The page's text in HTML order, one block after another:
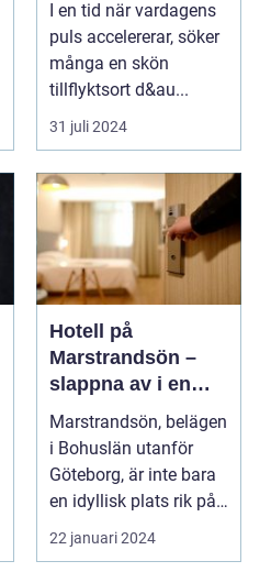
I en tid när vardagens
puls accelererar, söker
många en skön
tillflyktsort d&au...
31 juli 2024
Hotell på
Marstrandsön –
slappna av i en
oas vid havet
Marstrandsön, belägen
i Bohuslän utanför
Göteborg, är inte bara
en idyllisk plats rik på
historia oc...
22 januari 2024